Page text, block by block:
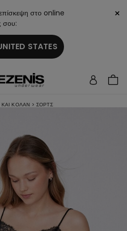
στο online
σου:
STATES
×
ΚΟΛΆΝ > ΣΟΡΤΣ